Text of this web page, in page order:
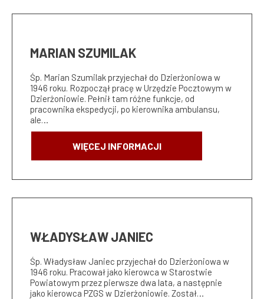
MARIAN SZUMILAK
Śp. Marian Szumilak przyjechał do Dzierżoniowa w
1946 roku. Rozpoczął pracę w Urzędzie Pocztowym w
Dzierżoniowie. Pełnił tam różne funkcje, od
pracownika ekspedycji, po kierownika ambulansu,
ale…
WIĘCEJ INFORMACJI
WŁADYSŁAW JANIEC
Śp. Władysław Janiec przyjechał do Dzierżoniowa w
1946 roku. Pracował jako kierowca w Starostwie
Powiatowym przez pierwsze dwa lata, a następnie
jako kierowca PZGS w Dzierżoniowie. Został…